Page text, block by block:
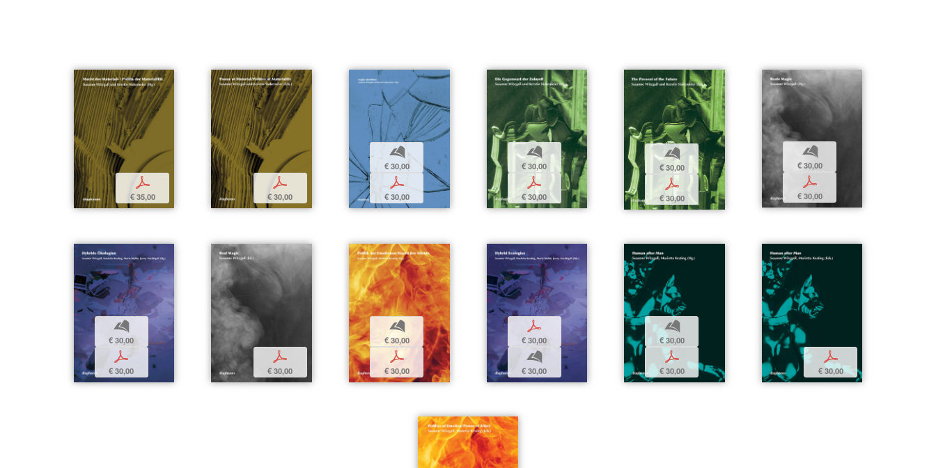
p
€ 35,00
p
€ 30,00
b
€ 30,00
p
€ 30,00
b
€ 30,00
p
€ 30,00
b
€ 30,00
p
€ 30,00
b
€ 30,00
p
€ 30,00
b
€ 30,00
p
€ 30,00
p
€ 30,00
b
€ 30,00
p
€ 30,00
p
€ 30,00
b
€ 30,00
b
€ 30,00
p
€ 30,00
p
€ 30,00